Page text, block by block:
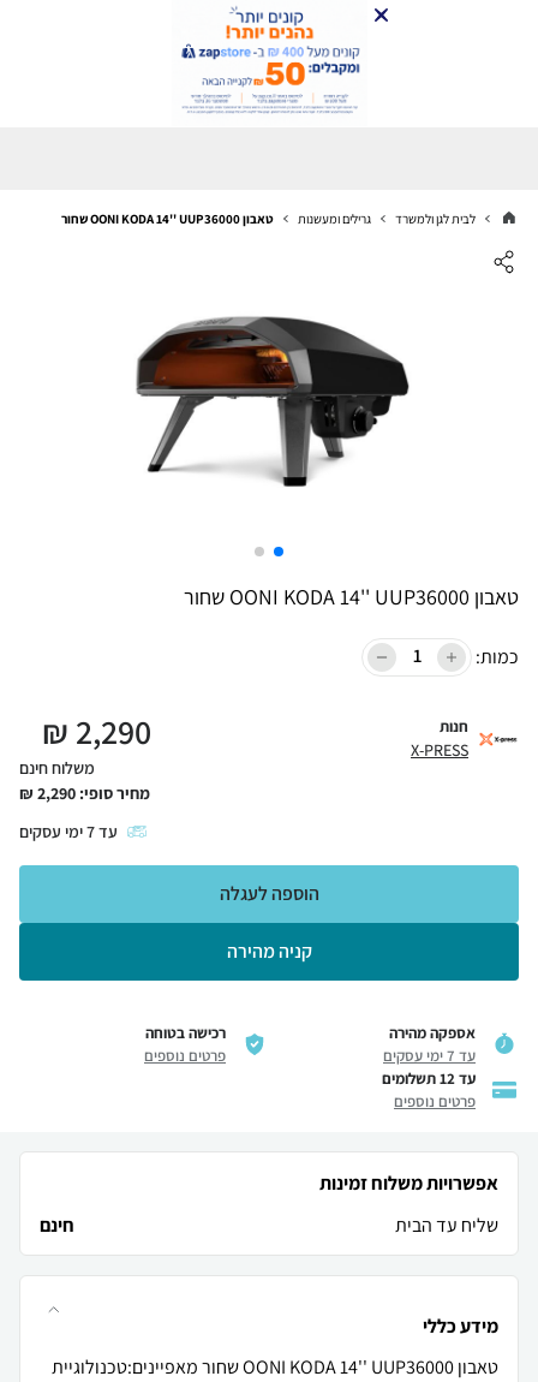
לבית לגן ולמשרד גרילים ומעשנות טאבון OONI KODA 14'' UUP36000 שחור
טאבון OONI KODA 14'' UUP36000 שחור
כמות:
חנות
X-PRESS
2,290
₪
משלוח חינם
מחיר סופי: 2,290
₪
עד7ימי עסקים
קניה מהירה
הוספה לעגלה
אספקה מהירה
עד 7 ימי עסקים
רכישה בטוחה
פרטים נוספים
עד 12 תשלומים
פרטים נוספים
אפשרויות משלוח זמינות
שליח עד הבית
חינם
מידע כללי
טאבון OONI KODA 14'' UUP36000 שחור מאפיינים:טכנולוגיית